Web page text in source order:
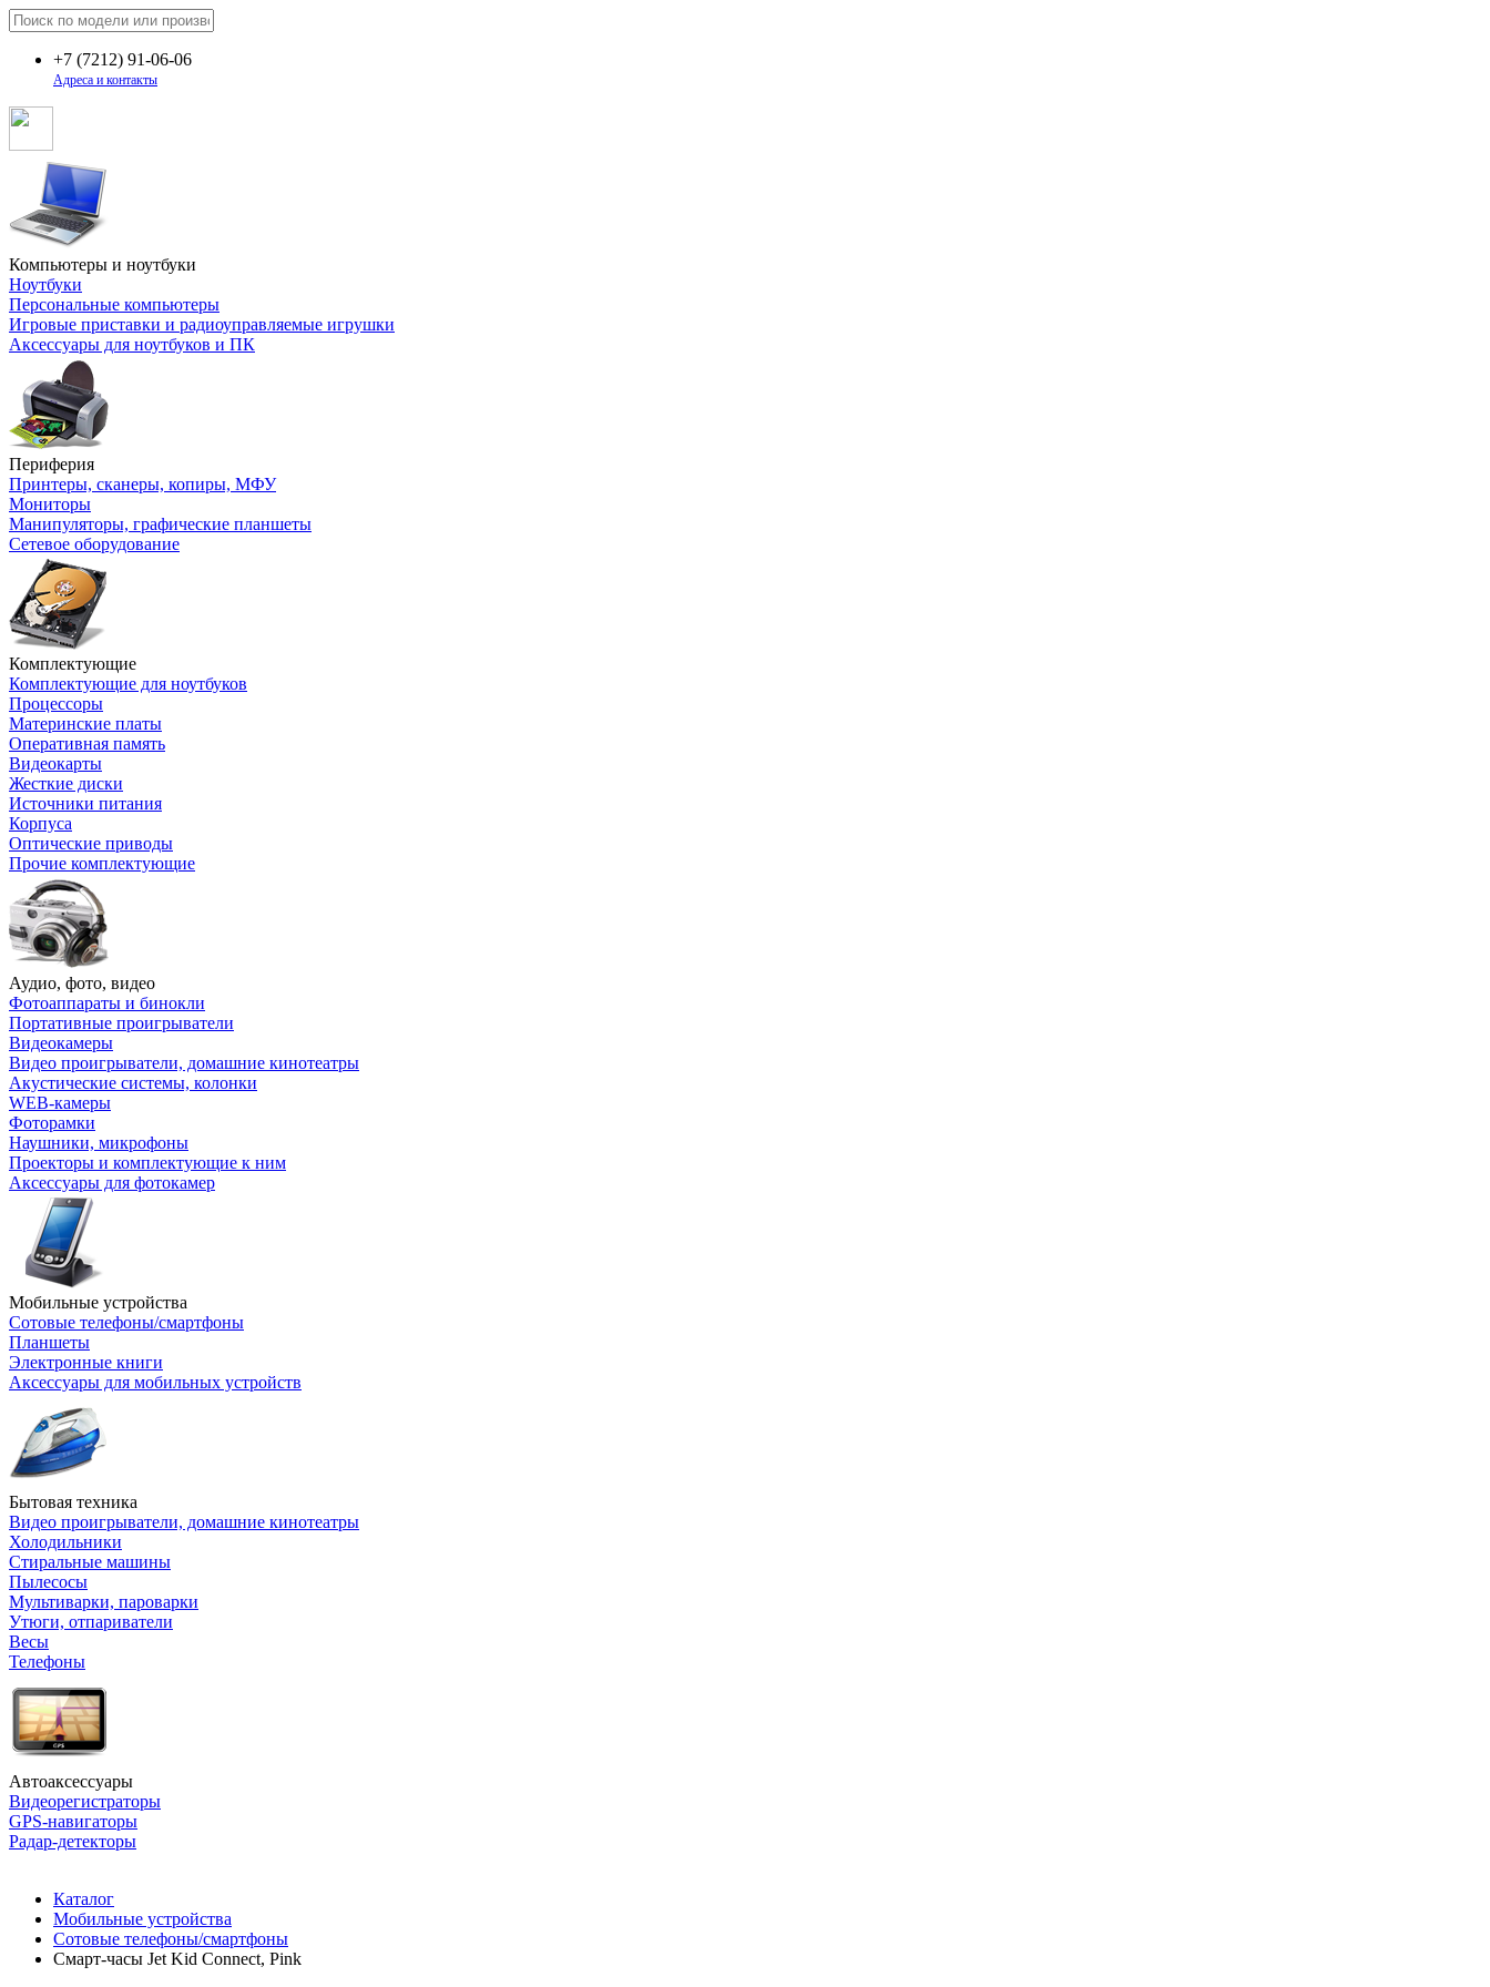
+7 (7212) 91-06-06
Адреса и контакты
Компьютеры и ноутбуки
Ноутбуки
Персональные компьютеры
Игровые приставки и радиоуправляемые игрушки
Аксессуары для ноутбуков и ПК
Периферия
Принтеры, сканеры, копиры, МФУ
Мониторы
Манипуляторы, графические планшеты
Сетевое оборудование
Комплектующие
Комплектующие для ноутбуков
Процессоры
Материнские платы
Оперативная память
Видеокарты
Жесткие диски
Источники питания
Корпуса
Оптические приводы
Прочие комплектующие
Аудио, фото, видео
Фотоаппараты и бинокли
Портативные проигрыватели
Видеокамеры
Видео проигрыватели, домашние кинотеатры
Акустические системы, колонки
WEB-камеры
Фоторамки
Наушники, микрофоны
Проекторы и комплектующие к ним
Аксессуары для фотокамер
Мобильные устройства
Сотовые телефоны/смартфоны
Планшеты
Электронные книги
Аксессуары для мобильных устройств
Бытовая техника
Видео проигрыватели, домашние кинотеатры
Холодильники
Стиральные машины
Пылесосы
Мультиварки, пароварки
Утюги, отпариватели
Весы
Телефоны
Автоаксессуары
Видеорегистраторы
GPS-навигаторы
Радар-детекторы
Каталог
Мобильные устройства
Сотовые телефоны/смартфоны
Смарт-часы Jet Kid Connect, Pink